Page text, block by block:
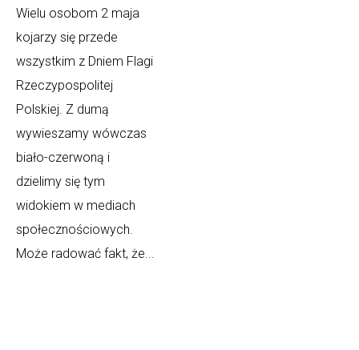
Wielu osobom 2 maja
kojarzy się przede
wszystkim z Dniem Flagi
Rzeczypospolitej
Polskiej. Z dumą
wywieszamy wówczas
biało-czerwoną i
dzielimy się tym
widokiem w mediach
społecznościowych.
Może radować fakt, że...